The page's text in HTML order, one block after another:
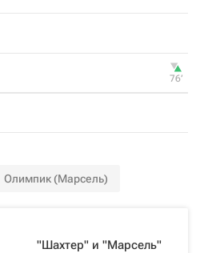
76‎’‎
Олимпик (Марсель)
"Шахтер" и "Марсель"